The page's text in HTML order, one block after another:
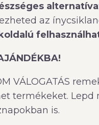
alternatíva
az
VÁLOGATÁS
termékeket. Lepd
is.